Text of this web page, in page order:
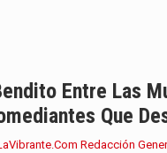
recibir una nueva
que
versión de su
Entre Las
Que
Redacción